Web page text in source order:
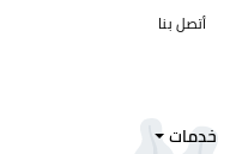
أتصل بنا
خدمات